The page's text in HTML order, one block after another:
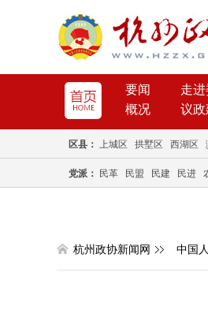
要闻 走
概况
议
区县： 上城区 拱墅区 西湖区
党派： 民革 民盟 民建 民进
杭州政协新闻网 中国